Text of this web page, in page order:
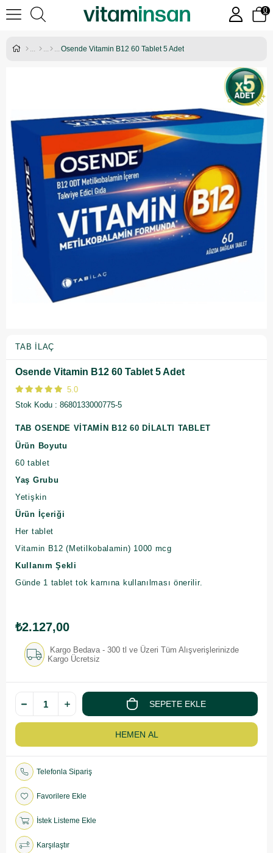
0
Osende Vitamin B12 60 Tablet 5 Adet
TAB İLAÇ
Osende Vitamin B12 60 Tablet 5 Adet
5.0
Stok Kodu
8680133000775-5
TAB OSENDE VİTAMİN B12 60 DİLALTI TABLET
Ürün Boyutu
60 tablet
Yaş Grubu
Yetişkin
Ürün İçeriği
Her tablet
Vitamin B12 (Metilkobalamin) 1000 mcg
Kullanım Şekli
Günde 1 tablet tok karnına kullanılması önerilir.
₺2.127,00
Kargo Bedava - 300 tl ve Üzeri Tüm Alışverişlerinizde
Kargo Ücretsiz
Telefonla Sipariş
Favorilere Ekle
İstek Listeme Ekle
Karşılaştır